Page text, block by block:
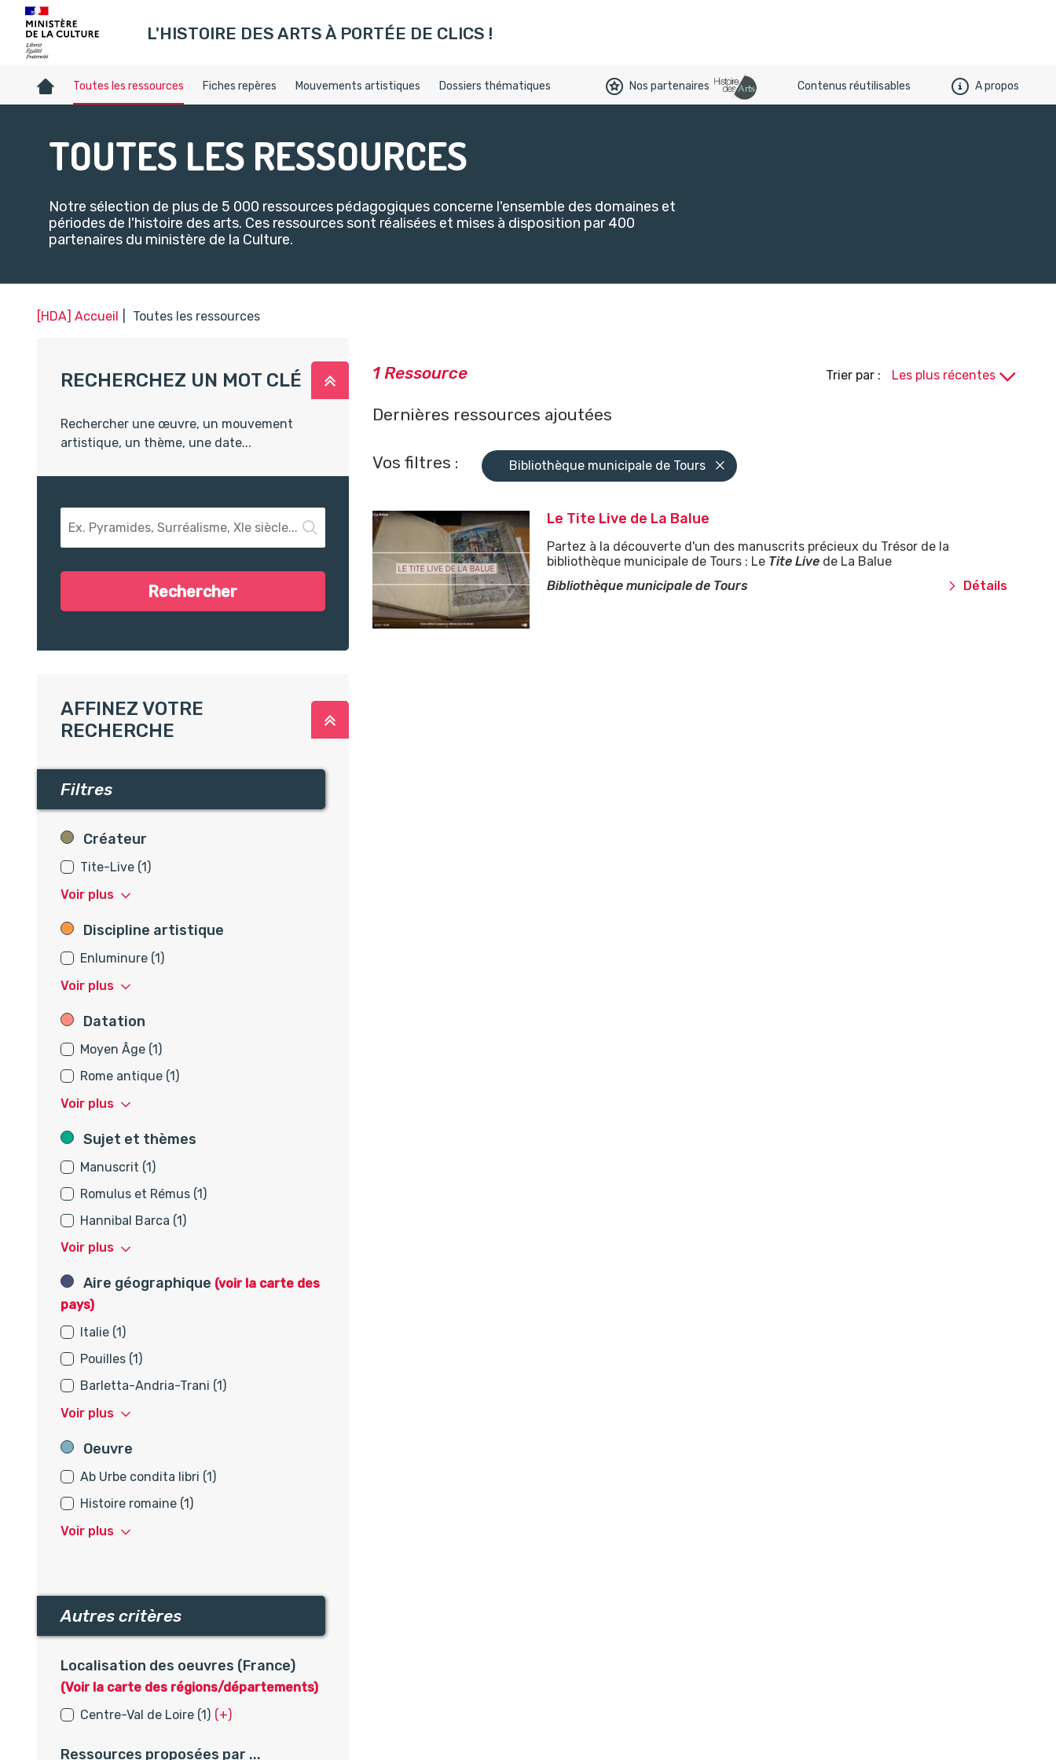
L'HISTOIRE DES ARTS À PORTÉE DE CLICS !
Accueil Toutes les ressources Fiches repères Mouvements artistiques Dossiers thématiques Nos partenaires Contenus réutilisables A propos
TOUTES LES RESSOURCES
Notre sélection de plus de 5 000 ressources pédagogiques concerne l'ensemble des domaines et
périodes de l'histoire des arts. Ces ressources sont réalisées et mises à disposition par 400
partenaires du ministère de la Culture.​
[HDA] Accueil Toutes les ressources
RECHERCHEZ UN MOT CLÉ RÉDUIRE LE CONTENU
Rechercher une œuvre, un mouvement
artistique, un thème, une date...
Rechercher
AFFINEZ VOTRE
RECHERCHE
RÉDUIRE LE CONTENU
Filtres
Créateur Créateur
Tite-Live (1)
Voir plus
Discipline artistique
Discipline artistique
Enluminure (1)
Voir plus
DatationDatation
Moyen Âge (1)
Rome antique (1)
Voir plus
Sujet et thèmesSujet et thèmes
Manuscrit (1)
Romulus et Rémus (1)
Hannibal Barca (1)
Voir plus
Aire géographique
Aire géographique (voir la carte des
pays)
Italie (1)
Pouilles (1)
Barletta-Andria-Trani (1)
Voir plus
Oeuvre Oeuvre
Ab Urbe condita libri (1)
Histoire romaine (1)
Voir plus
Autres critères
Localisation des oeuvres (France)
(Voir la carte des régions/départements)
Centre-Val de Loire (1) (+)
Ressources proposées par ...
1 Ressource
Dernières ressources ajoutées
Vos filtres : Bibliothèque municipale de Tours
Trier par :
Le Tite Live de La Balue
Partez à la découverte d'un des manuscrits précieux du Trésor de la
bibliothèque municipale de Tours : Le Tite Livede La Balue
Bibliothèque municipale de Tours
Détails
Gestion de vos préférences sur les témoins de connexion (cookies)